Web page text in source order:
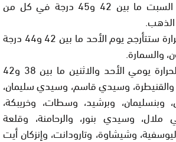
الحرارة العليا يوم غد السبت ما بين 42 و45 درجة في كل من
وأضافت أن درجات الحرارة ستتأرجح يوم الأحد ما بين 42 و44 درجة
والسمارة.
كما ستتراوح درجات الحرارة يومي الأحد والاثنين ما بين 38 و42
والقنيطرة، وسيدي قاسم، وسيدي سليمان،
وبنسليمان، وبرشيد، وسطات، وخريبكة،
ملال، وسيدي بنور، والرحامنة، وقلعة
وشيشاوة، وتارودانت، وإنزكان أيت